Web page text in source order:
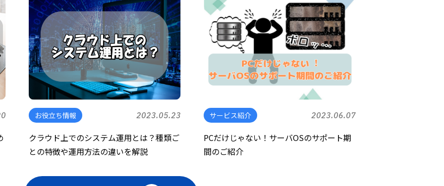
お役立ち情報 2023.05.23
クラウド上でのシステム運用とは？種類ご
との特徴や運用方法の違いを解説
サービス紹介 2023.06.07
PCだけじゃない！サーバOSのサポート期
間のご紹介